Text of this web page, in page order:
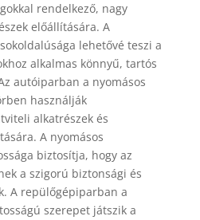
rendelkező, nagy
előállítására. A
lehetővé teszi a
alkalmas könnyű, tartós
autóiparban a nyomásos
használják
alkatrészek és
A nyomásos
biztosítja, hogy az
a szigorú biztonsági és
A repülőgépiparban a
szerepet játszik a